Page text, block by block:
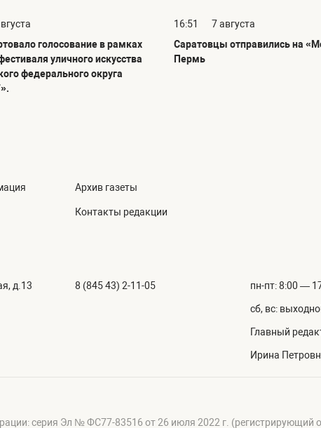
голосование в рамках
уличного искусства
федерального округа
16:51
7 августа
Саратовцы отправились на
Пермь
Архив газеты
Контакты редакции
д.13 8 (845 43) 2-11-05 пн-пт: 8:00 —
сб, вс:
Главный
Ирина
серия Эл № ФС77-83516 от 26 июля 2022 г. (регистрирующий